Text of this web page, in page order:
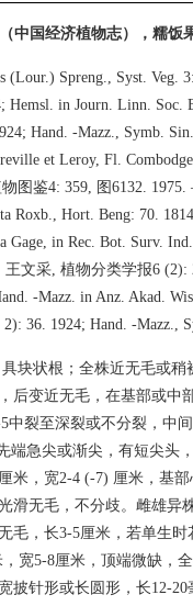
中国经济植物志），糯饭
(Lour.) Spreng., Syst. Veg.
Hemsl. in Journ. Linn. Soc.
Hand. -Mazz., Symb.
et Leroy, Fl.
图鉴4: 359, 图6132.
Hort. Beng: 70.
in Rec. Bot. Surv.
文采, 植物分类学报6 (2):
-Mazz. in Anz. Akad.
36. 1924; Hand. -Mazz.,
块状根；全株近无毛或
后变近无毛，在基部或中
中裂至深裂或不分裂，中
端急尖或渐尖，有短尖头
米，宽2-4 (-7) 厘米，基
滑无毛，不分歧。雌雄异
毛，长3-5厘米，若单生
宽5-8厘米，顶端微缺，
披针形或长圆形，长12-